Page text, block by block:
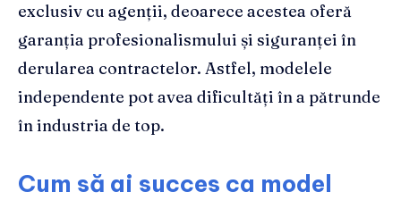
exclusiv cu agenții, deoarece acestea oferă
garanția profesionalismului și siguranței în
derularea contractelor. Astfel, modelele
independente pot avea dificultăți în a pătrunde
în industria de top.
Cum să ai succes ca model